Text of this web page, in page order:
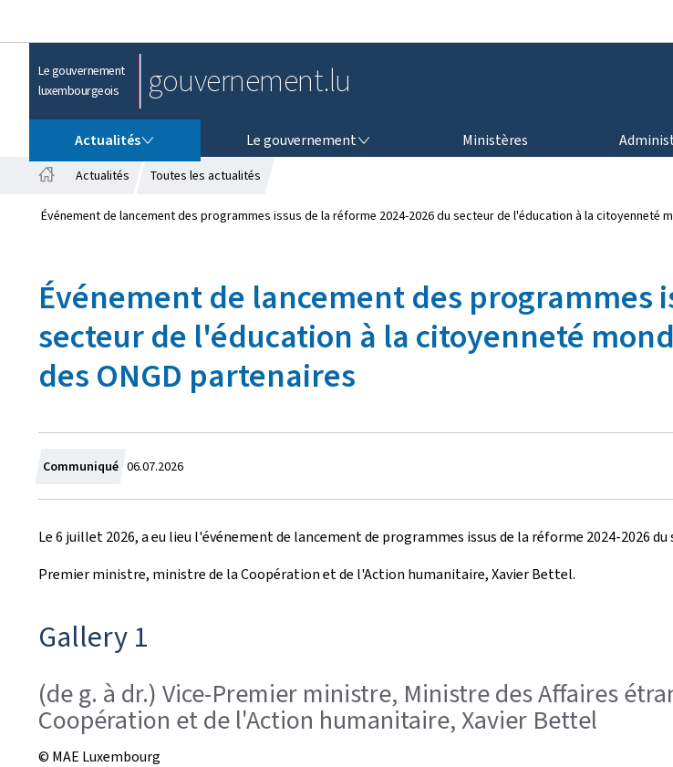
Le gouvernement
luxembourgeois
gouvernement.lu
Actualités Le gouvernement Ministères
c
Actualités Toutes les actualités
Événement de lancement des programmes issus de la réforme 2024-2026 du secteur de l'éducation à la citoyenneté
Événement de lancement des programmes
secteur de l'éducation à la citoyenneté
des ONGD partenaires
Communiqué C
r
é
e
06.07.2026
Le 6 juillet 2026, a eu lieu l'événement de lancement de programmes issus de la réforme 2024-2026
Premier ministre, ministre de la Coopération et de l'Action humanitaire, Xavier Bettel.
Gallery 1
(de g. à dr.) Vice-Premier ministre, Ministre des Affaires
Coopération et de l'Action humanitaire, Xavier Bettel
© MAE Luxembourg